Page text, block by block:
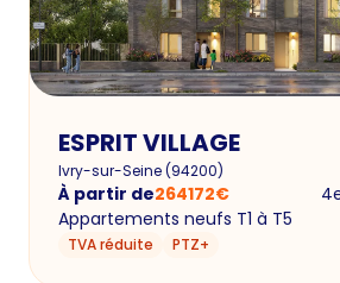
ESPRIT VILLAGE
Ivry-sur-Seine(94200)
À partir de264172€
Appartements neufs T1 à T5
TVA réduite PTZ+